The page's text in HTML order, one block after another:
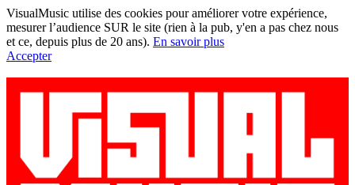
VisualMusic utilise des cookies pour améliorer votre expérience,
mesurer l’audience SUR le site (rien à la pub, y'en a pas chez nous
et ce, depuis plus de 20 ans). En savoir plus
Accepter